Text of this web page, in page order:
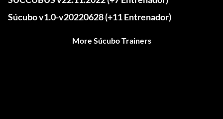
Súcubo v1.0-v20220628 (+11 Entrenador)
More Súcubo Trainers